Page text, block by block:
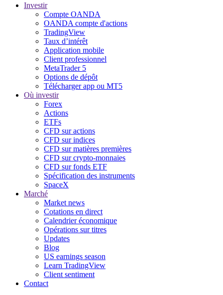
Investir
Compte OANDA
OANDA compte d'actions
TradingView
Taux d’intérêt
Application mobile
Client professionnel
MetaTrader 5
Options de dépôt
Télécharger app ou MT5
Où investir
Forex
Actions
ETFs
CFD sur actions
CFD sur indices
CFD sur matières premières
CFD sur crypto-monnaies
CFD sur fonds ETF
Spécification des instruments
SpaceX
Marché
Market news
Cotations en direct
Calendrier économique
Opérations sur titres
Updates
Blog
US earnings season
Learn TradingView
Client sentiment
Contact